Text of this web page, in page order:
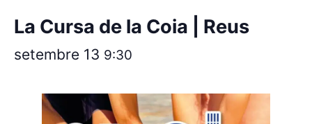
La Cursa de la Coia | Reus
setembre 13 9:30